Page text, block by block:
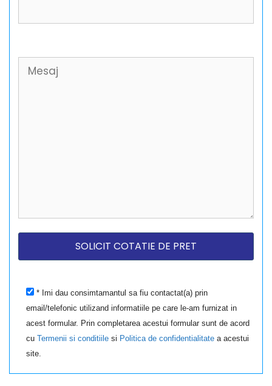
* Imi dau consimtamantul sa fiu contactat(a) prin
email/telefonic utilizand informatiile pe care le-am furnizat in
acest formular. Prin completarea acestui formular sunt de acord
cuTermenii si conditiile si Politica de confidentialitate a acestui
site.